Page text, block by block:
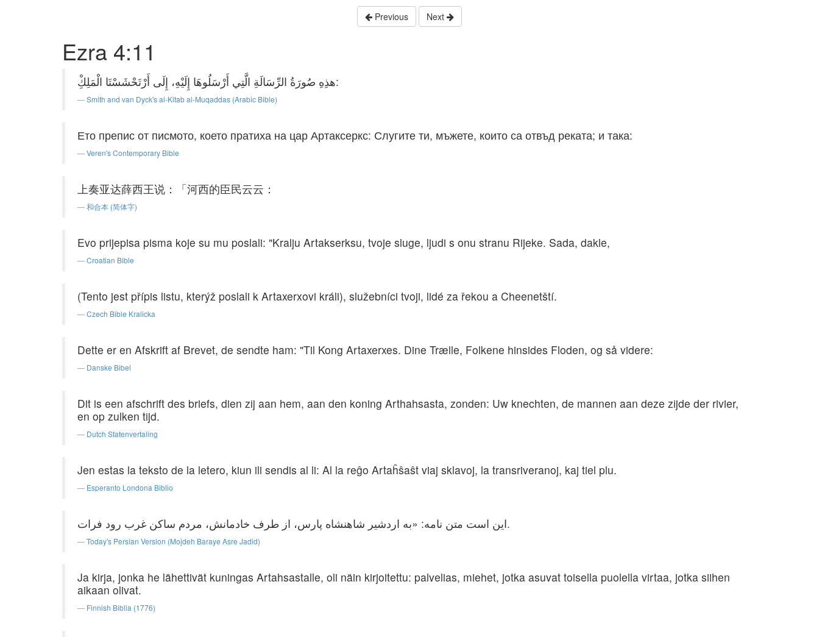
Previous Next
Ezra 4:11
هذِهِ صُورَةُ الرِّسَالَةِ الَّتِي أَرْسَلُوهَا إِلَيْهِ، إِلَى أَرْتَحْشَسْتَا الْمَلِكِْ:
Smith and van Dyck's al-Kitab al-Muqaddas (Arabic Bible)
Ето препис от писмото, което пратиха на цар Артаксеркс: Слугите ти, мъжете, които са отвъд реката; и така:
Veren's Contemporary Bible
上奏亚达薛西王说：「河西的臣民云云：
和合本 (简体字)
Evo prijepisa pisma koje su mu poslali: "Kralju Artakserksu, tvoje sluge, ljudi s onu stranu Rijeke. Sada, dakle,
Croatian Bible
(Tento jest přípis listu, kterýž poslali k Artaxerxovi králi), služebníci tvoji, lidé za řekou a Cheenetští.
Czech Bible Kralicka
Dette er en Afskrift af Brevet, de sendte ham: "Til Kong Artaxerxes. Dine Trælle, Folkene hinsides Floden, og så videre:
Danske Bibel
Dit is een afschrift des briefs, dien zij aan hem, aan den koning Arthahsasta, zonden: Uw knechten, de mannen aan deze zijde der rivier,
en op zulken tijd.
Dutch Statenvertaling
Jen estas la teksto de la letero, kiun ili sendis al li: Al la reĝo Artaĥŝaŝt viaj sklavoj, la transriveranoj, kaj tiel plu.
Esperanto Londona Biblio
این است متن نامه: «به اردشیر شاهنشاه پارس، از طرف خادمانش، مردم ساکن غرب رود فرات.
Today's Persian Version (Mojdeh Baraye Asre Jadid)
Ja kirja, jonka he lähettivät kuningas Artahsastalle, oli näin kirjoitettu: palvelias, miehet, jotka asuvat toisella puolella virtaa, jotka siihen
aikaan olivat.
Finnish Biblia (1776)